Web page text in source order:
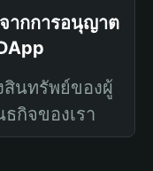
ากการอนุญาต
สินทรัพย์ของผู้
กิจของเรา